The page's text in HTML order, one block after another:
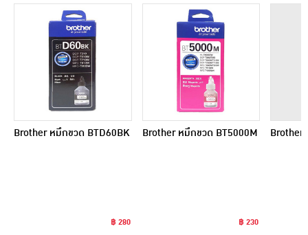
Brother หมึกขวด BTD60BK
฿ 280
Brother หมึกขวด BT5000M
฿ 230
Brother